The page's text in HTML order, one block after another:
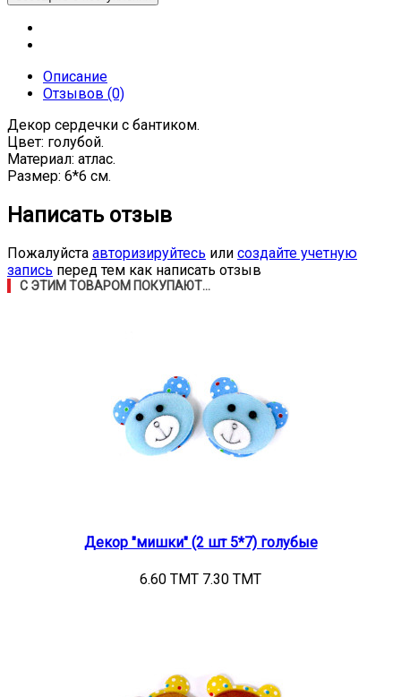
Описание
Отзывов (0)
Декор сердечки с бантиком.
Цвет: голубой.
Материал: атлас.
Размер: 6*6 см.
Написать отзыв
Пожалуйста авторизируйтесь или создайте учетную
запись перед тем как написать отзыв
С ЭТИМ ТОВАРОМ ПОКУПАЮТ...
Декор "мишки" (2 шт 5*7) голубые
6.60 TMT 7.30 TMT